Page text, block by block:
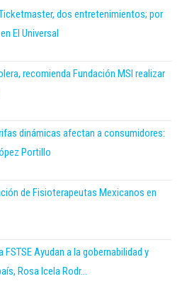
dos entretenimientos; por
El Universal
recomienda Fundación MSI realizar
dinámicas afectan a consumidores:
Portillo
de Fisioterapeutas Mexicanos en
FSTSE Ayudan a la gobernabilidad y
Rosa Icela Rodr...